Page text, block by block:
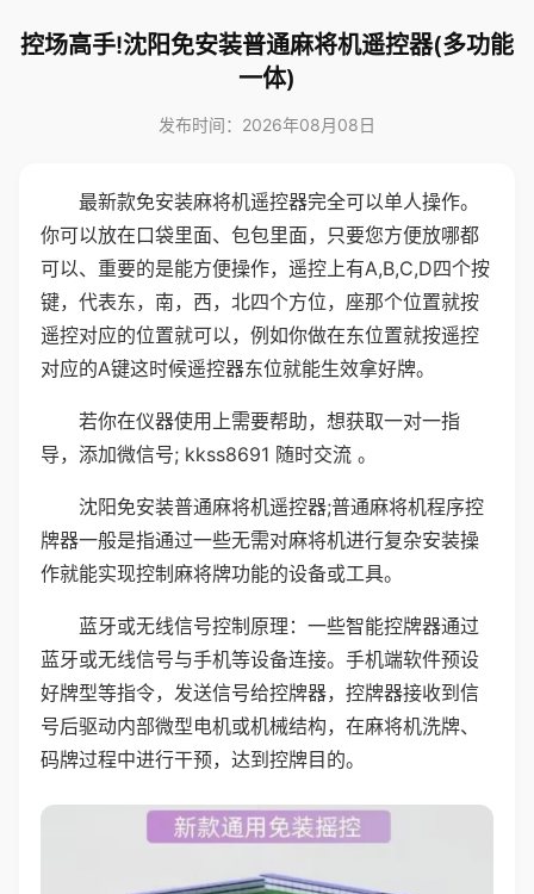
控场高手!沈阳免安装普通麻将机遥控器(多功能
一体)
发布时间：2026年08月08日
最新款免安装麻将机遥控器完全可以单人操作。
你可以放在口袋里面、包包里面，只要您方便放哪都
可以、重要的是能方便操作，遥控上有A,B,C,D四个按
键，代表东，南，西，北四个方位，座那个位置就按
遥控对应的位置就可以，例如你做在东位置就按遥控
对应的A键这时候遥控器东位就能生效拿好牌。
若你在仪器使用上需要帮助，想获取一对一指
导，添加微信号; kkss8691 随时交流 。
沈阳免安装普通麻将机遥控器;普通麻将机程序控
牌器一般是指通过一些无需对麻将机进行复杂安装操
作就能实现控制麻将牌功能的设备或工具。
蓝牙或无线信号控制原理：一些智能控牌器通过
蓝牙或无线信号与手机等设备连接。手机端软件预设
好牌型等指令，发送信号给控牌器，控牌器接收到信
号后驱动内部微型电机或机械结构，在麻将机洗牌、
码牌过程中进行干预，达到控牌目的。